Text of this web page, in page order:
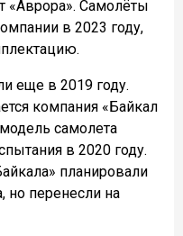
«Аврора». Самолёты
в 2023 году,
еще в 2019 году.
компания «Байкал
самолета
в 2020 году.
планировали
но перенесли на